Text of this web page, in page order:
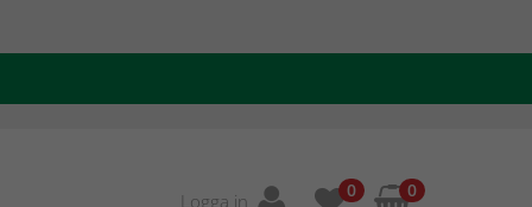
Logga in 0 0